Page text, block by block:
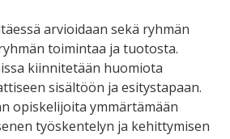
arvioidaan sekä ryhmän
toimintaa ja tuotosta.
kiinnitetään huomiota
sisältöön ja esitystapaan.
opiskelijoita ymmärtämään
työskentelyn ja kehittymisen